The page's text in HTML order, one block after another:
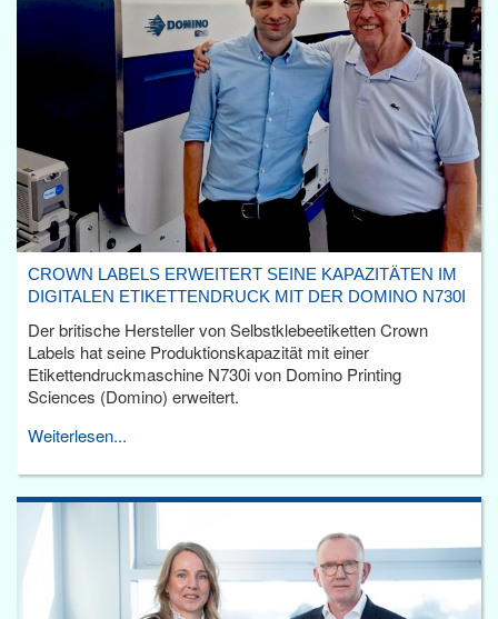
CROWN LABELS ERWEITERT SEINE KAPAZITÄTEN IM
DIGITALEN ETIKETTENDRUCK MIT DER DOMINO N730I
Der britische Hersteller von Selbstklebeetiketten Crown
Labels hat seine Produktionskapazität mit einer
Etikettendruckmaschine N730i von Domino Printing
Sciences (Domino) erweitert.
Weiterlesen...